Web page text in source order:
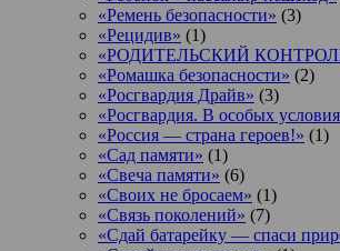
«Ремень безопасности» (3)
«Рецидив» (1)
«РОДИТЕЛЬСКИЙ
«Ромашка безопасности» (2)
«Росгвардия Драйв» (3)
«Росгвардия. В особых
«Россия — страна героев!» (1)
«Сад памяти» (1)
«Свеча памяти» (6)
«Своих не бросаем» (1)
«Связь поколений» (7)
«Сдай батарейку — спаси